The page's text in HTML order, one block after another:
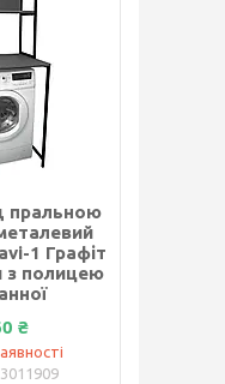
пральною
1 Графіт
з полицею
₴